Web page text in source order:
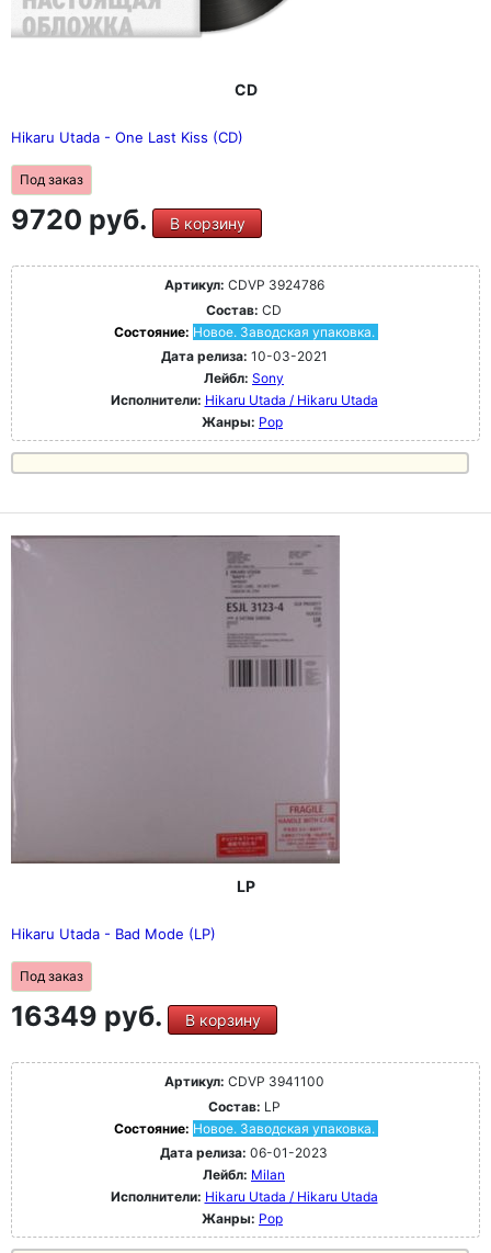
CD
Hikaru Utada - One Last Kiss (CD)
Под заказ
9720 руб. В корзину
Артикул: CDVP 3924786
Состав: CD
Состояние: Новое. Заводская упаковка.
Дата релиза: 10-03-2021
Лейбл: Sony
Исполнители: Hikaru Utada / Hikaru Utada
Жанры: Pop
LP
Hikaru Utada - Bad Mode (LP)
Под заказ
16349 руб. В корзину
Артикул: CDVP 3941100
Состав: LP
Состояние: Новое. Заводская упаковка.
Дата релиза: 06-01-2023
Лейбл: Milan
Исполнители: Hikaru Utada / Hikaru Utada
Жанры: Pop